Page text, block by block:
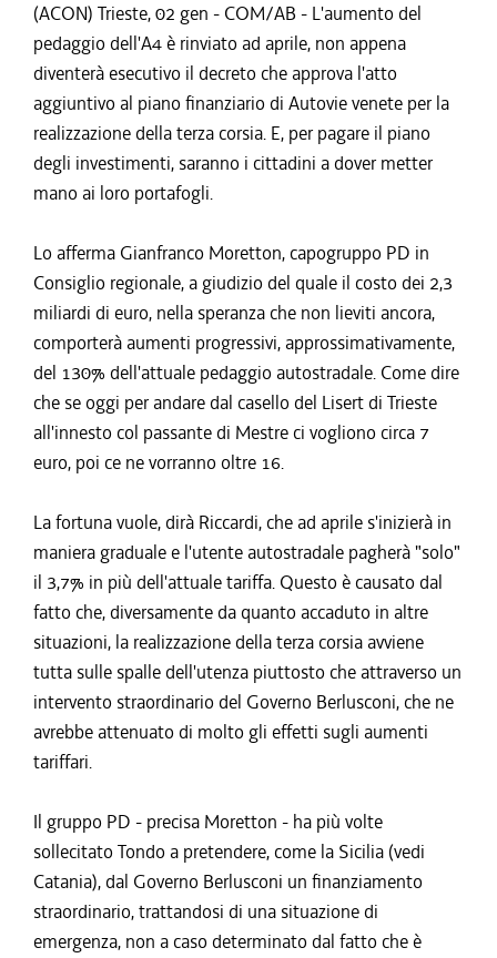
(ACON) Trieste, 02 gen - COM/AB - L'aumento del
pedaggio dell'A4 è rinviato ad aprile, non appena
diventerà esecutivo il decreto che approva l'atto
aggiuntivo al piano finanziario di Autovie venete per la
realizzazione della terza corsia. E, per pagare il piano
degli investimenti, saranno i cittadini a dover metter
mano ai loro portafogli.
Lo afferma Gianfranco Moretton, capogruppo PD in
Consiglio regionale, a giudizio del quale il costo dei 2,3
miliardi di euro, nella speranza che non lieviti ancora,
comporterà aumenti progressivi, approssimativamente,
del 130% dell'attuale pedaggio autostradale. Come dire
che se oggi per andare dal casello del Lisert di Trieste
all'innesto col passante di Mestre ci vogliono circa 7
euro, poi ce ne vorranno oltre 16.
La fortuna vuole, dirà Riccardi, che ad aprile s'inizierà in
maniera graduale e l'utente autostradale pagherà "solo"
il 3,7% in più dell'attuale tariffa. Questo è causato dal
fatto che, diversamente da quanto accaduto in altre
situazioni, la realizzazione della terza corsia avviene
tutta sulle spalle dell'utenza piuttosto che attraverso un
intervento straordinario del Governo Berlusconi, che ne
avrebbe attenuato di molto gli effetti sugli aumenti
tariffari.
Il gruppo PD - precisa Moretton - ha più volte
sollecitato Tondo a pretendere, come la Sicilia (vedi
Catania), dal Governo Berlusconi un finanziamento
straordinario, trattandosi di una situazione di
emergenza, non a caso determinato dal fatto che è